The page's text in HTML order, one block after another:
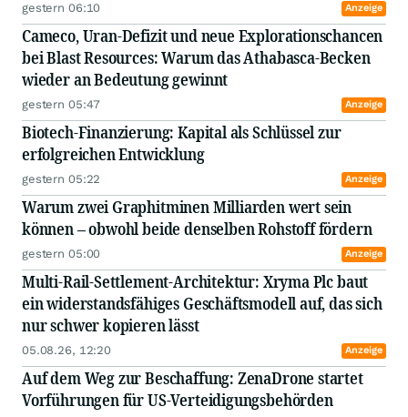
gestern 06:10 Anzeige
Cameco, Uran-Defizit und neue Explorationschancen
bei Blast Resources: Warum das Athabasca-Becken
wieder an Bedeutung gewinnt
gestern 05:47 Anzeige
Biotech-Finanzierung: Kapital als Schlüssel zur
erfolgreichen Entwicklung
gestern 05:22 Anzeige
Warum zwei Graphitminen Milliarden wert sein
können – obwohl beide denselben Rohstoff fördern
gestern 05:00 Anzeige
Multi-Rail-Settlement-Architektur: Xryma Plc baut
ein widerstandsfähiges Geschäftsmodell auf, das sich
nur schwer kopieren lässt
05.08.26, 12:20 Anzeige
Auf dem Weg zur Beschaffung: ZenaDrone startet
Vorführungen für US-Verteidigungsbehörden